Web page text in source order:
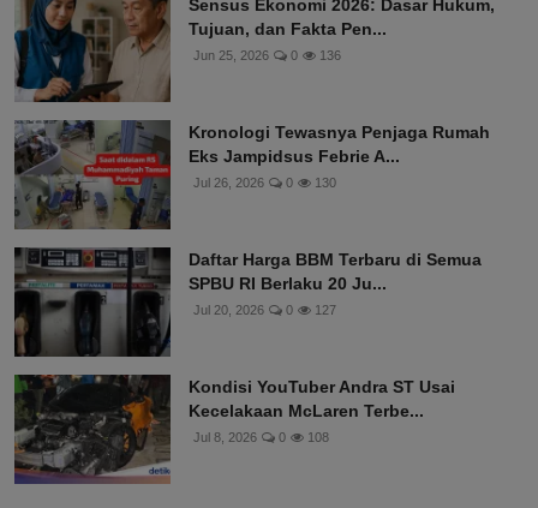
Sensus Ekonomi 2026: Dasar Hukum,
Tujuan, dan Fakta Pen...
Jun 25, 2026 0 136
Kronologi Tewasnya Penjaga Rumah
Eks Jampidsus Febrie A...
Jul 26, 2026 0 130
Daftar Harga BBM Terbaru di Semua
SPBU RI Berlaku 20 Ju...
Jul 20, 2026 0 127
Kondisi YouTuber Andra ST Usai
Kecelakaan McLaren Terbe...
Jul 8, 2026 0 108